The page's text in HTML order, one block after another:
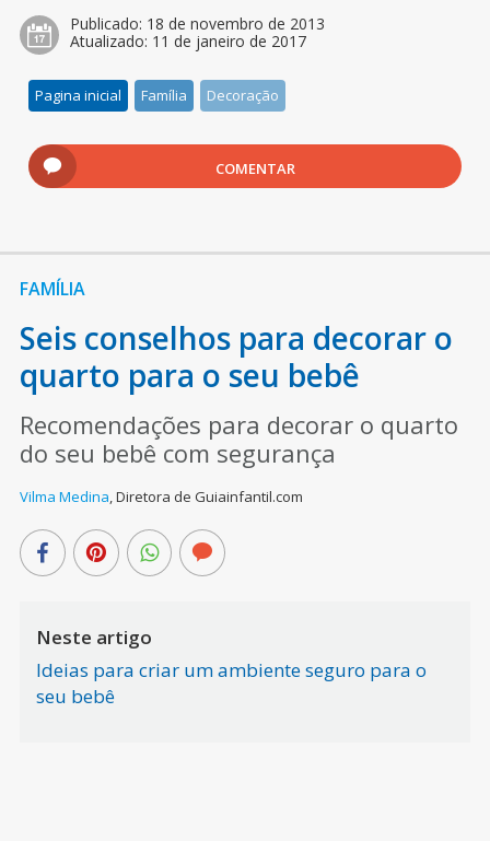
Publicado: 18 de novembro de 2013
Atualizado: 11 de janeiro de 2017
Pagina inicial Família Decoração
COMENTAR
FAMÍLIA
Seis conselhos para decorar o
quarto para o seu bebê
Recomendações para decorar o quarto
do seu bebê com segurança
Vilma Medina,Diretora de Guiainfantil.com
Neste artigo
Ideias para criar um ambiente seguro para o
seu bebê